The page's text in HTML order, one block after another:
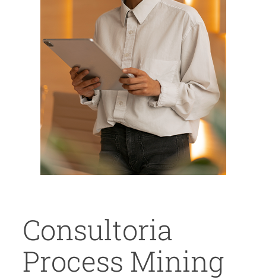
Consultoria
Process Mining